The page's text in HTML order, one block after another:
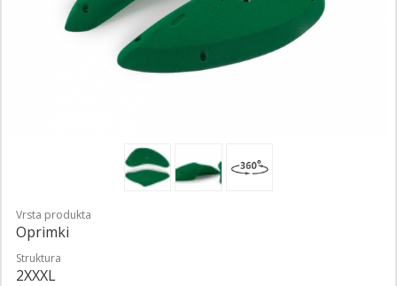
Vrsta produkta
Oprimki
Struktura
2XXXL